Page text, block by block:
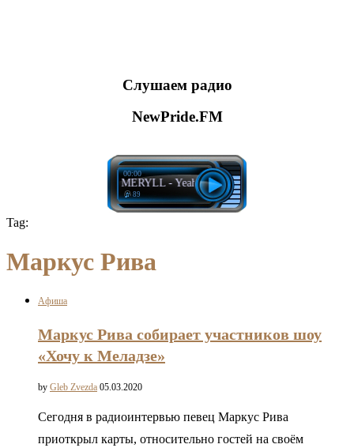
Слушаем радио
NewPride.FM
FISHER, MERYLL - Yeah The Girls
00:00
89
Tag:
Маркус Рива
Афиша
Маркус Рива собирает участников шоу
«Хочу к Меладзе»
by Gleb Zvezda 05.03.2020
Сегодня в радиоинтервью певец Маркус Рива
приоткрыл карты, относительно гостей на своём